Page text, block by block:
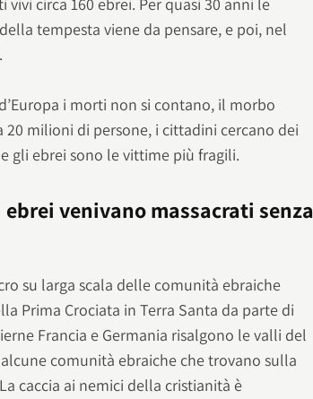
tempesta viene da pensare, e poi, nel
i morti non si contano, il morbo
milioni di persone, i cittadini cercano dei
gli ebrei sono le vittime più fragili.
venivano massacrati senza
su larga scala delle comunità ebraiche
Prima Crociata in Terra Santa da parte di
Francia e Germania risalgono le valli del
comunità ebraiche che trovano sulla
caccia ai nemici della cristianità è